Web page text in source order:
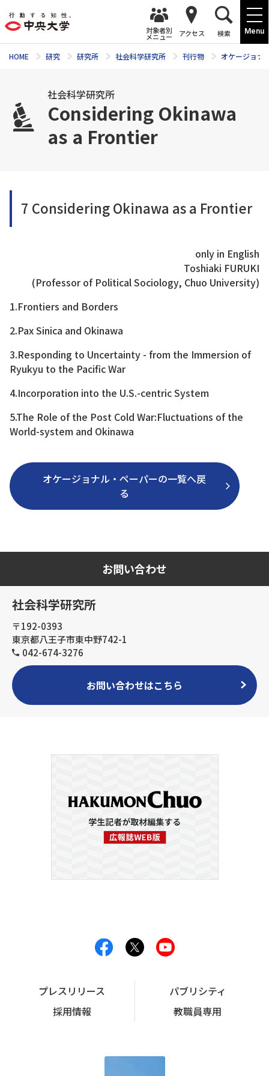
Menu
対象者別
メニュー アクセス 検索
HOME 研究 研究所 社会科学研究所 刊行物 オケージョナ
社会科学研究所
Considering Okinawa
as a Frontier
7 Considering Okinawa as a Frontier
only in English
Toshiaki FURUKI
(Professor of Political Sociology, Chuo University)
1.Frontiers and Borders
2.Pax Sinica and Okinawa
3.Responding to Uncertainty - from the Immersion of
Ryukyu to the Pacific War
4.Incorporation into the U.S.-centric System
5.The Role of the Post Cold War:Fluctuations of the
World-system and Okinawa
オケージョナル・ペーパーの一覧へ戻
る
お問い合わせ
社会科学研究所
〒192-0393
東京都八王子市東中野742-1
042-674-3276
お問い合わせはこちら
プレスリリース
パブリシティ
採用情報
教職員専用